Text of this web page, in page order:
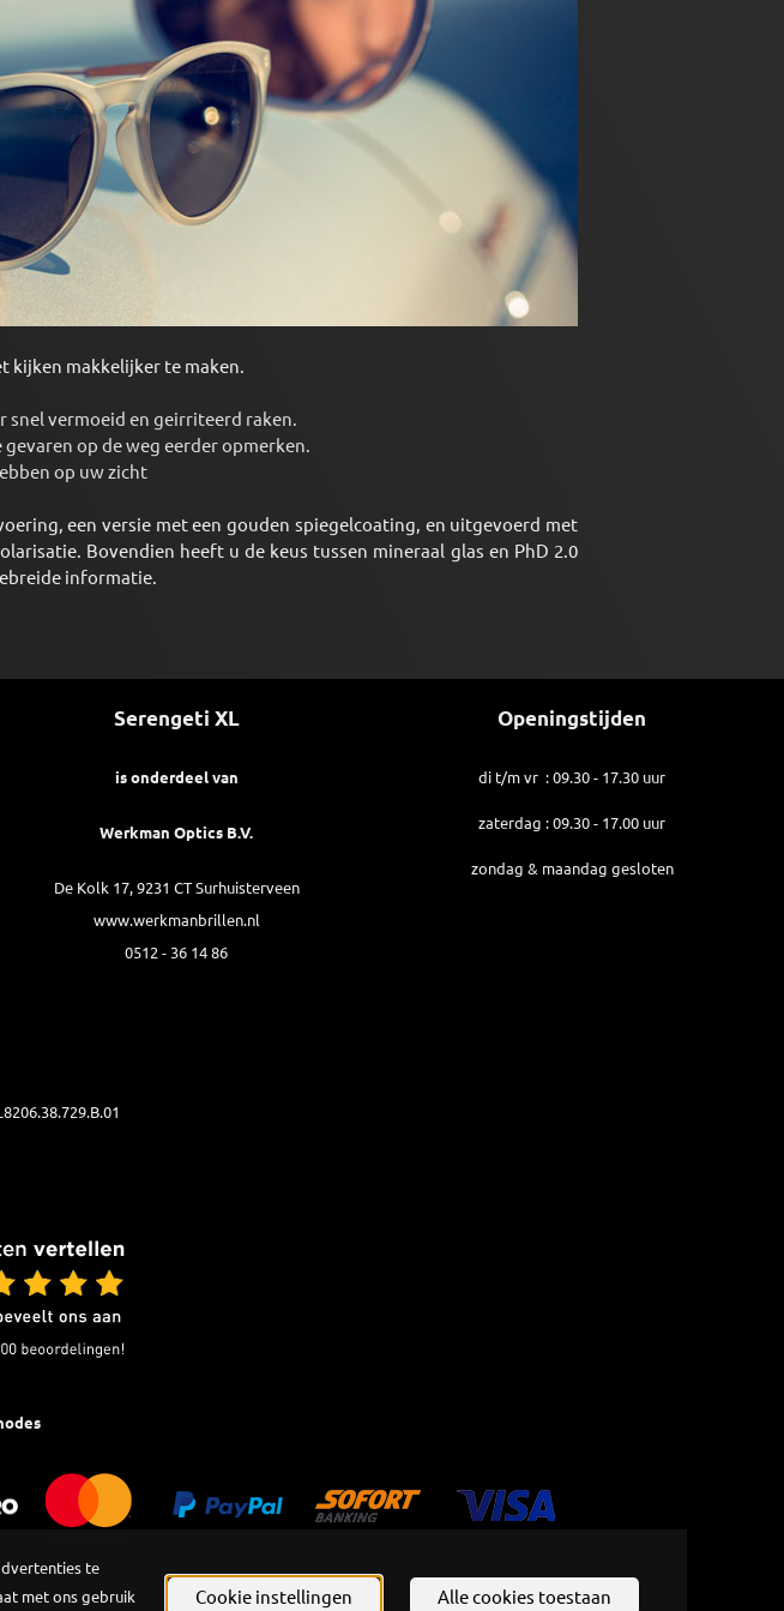
kijken makkelijker te maken.
snel vermoeid en geirriteerd raken.
op de weg eerder opmerken.
op uw zicht
een versie met een gouden spiegelcoating, en uitgevoerd met
Bovendien heeft u de keus tussen mineraal glas en PhD 2.0
informatie.
Serengeti XL
is onderdeel van
Werkman Optics B.V.
De Kolk 17, 9231 CT Surhuisterveen
www.werkmanbrillen.nl
0512 - 36 14 86
Openingstijden
di t/m vr : 09.30 - 17.30 uur
zaterdag : 09.30 - 17.00 uur
zondag & maandag gesloten
te
met ons gebruik
Cookie instellingen Alle cookies toestaan